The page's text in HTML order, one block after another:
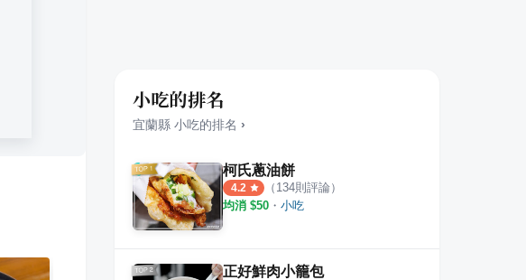
小吃的排名
宜蘭縣 小吃的排名 ›
柯氏蔥油餅
4.2 （ 134則評論）
均消 $50 ・ 小吃
正好鮮肉小籠包